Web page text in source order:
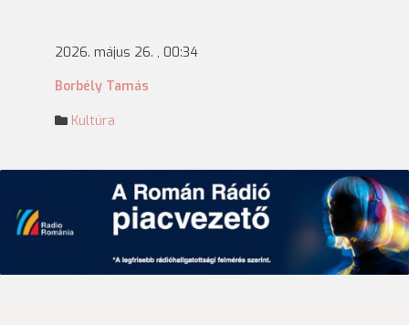
2026. május 26. , 00:34
Borbély Tamás
Kultúra